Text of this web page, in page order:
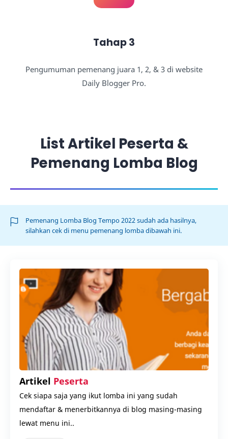
Tahap 3
Pengumuman pemenang juara 1, 2, & 3 di website
Daily Blogger Pro.
List Artikel Peserta &
Pemenang Lomba Blog
Pemenang Lomba Blog Tempo 2022 sudah ada hasilnya,
silahkan cek di menu pemenang lomba dibawah ini.
Artikel Peserta
Cek siapa saja yang ikut lomba ini yang sudah
mendaftar & menerbitkannya di blog masing-masing
lewat menu ini..